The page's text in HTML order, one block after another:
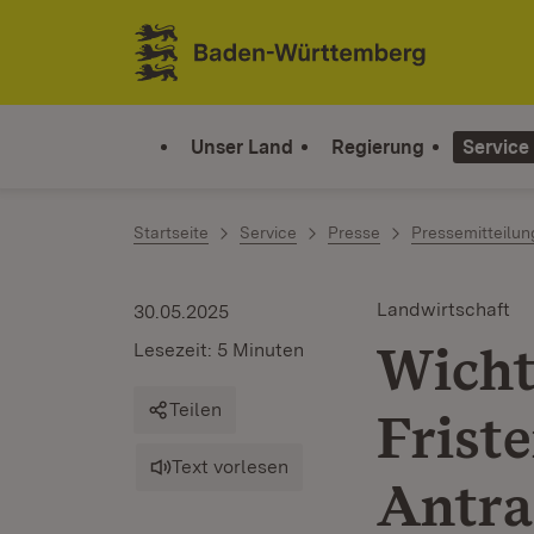
Zum Inhalt springen
Link zur Startseite
Unser Land Regierung Service
Startseite Service Presse
Landwirtschaft
30.05.2025
Lesezeit: 5 Minuten
Teilen
Text vorlesen